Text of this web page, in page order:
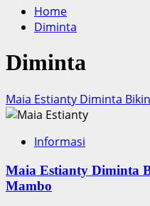
Home
Diminta
Diminta
Maia Estianty Diminta
Informasi
Maia Estianty Diminta
Mambo